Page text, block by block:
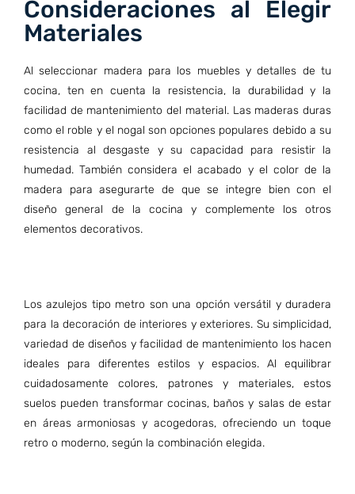
Consideraciones al Elegir
Materiales
Al seleccionar madera para los muebles y detalles de tu
cocina, ten en cuenta la resistencia, la durabilidad y la
facilidad de mantenimiento del material. Las maderas duras
como el roble y el nogal son opciones populares debido a su
resistencia al desgaste y su capacidad para resistir la
humedad. También considera el acabado y el color de la
madera para asegurarte de que se integre bien con el
diseño general de la cocina y complemente los otros
elementos decorativos.
Los azulejos tipo metro son una opción versátil y duradera
para la decoración de interiores y exteriores. Su simplicidad,
variedad de diseños y facilidad de mantenimiento los hacen
ideales para diferentes estilos y espacios. Al equilibrar
cuidadosamente colores, patrones y materiales, estos
suelos pueden transformar cocinas, baños y salas de estar
en áreas armoniosas y acogedoras, ofreciendo un toque
retro o moderno, según la combinación elegida.